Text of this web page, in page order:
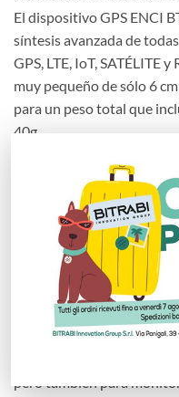
El dispositivo GPS ENCI
síntesis avanzada de
GPS, LTE, IoT, SATÉLITE
muy pequeño de sólo 6
para un peso total que
40g.
acelerómetro para mayor
identifica
inmovilizado por algún
indisposición etc. etc…
El localizador vía satélite
realizado para la salud y
los controles zootécnicos
por ENCI, pero diseñado
pero también para